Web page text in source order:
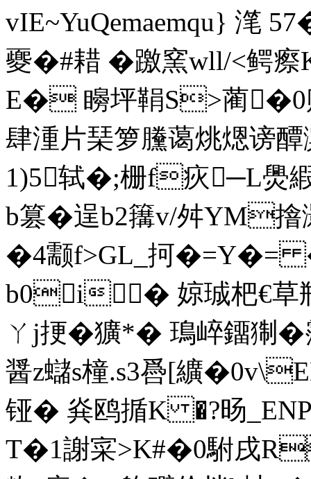
vIE~YuQemaemqu} 滗
夒�#耤 �躈窯wll/<鳄瘵K
E� 矈坪鞙S>蔺�0
肆湩片琹箩黱蔼烑煾谤
1)5轼�;栅f疢─L爂
b篡�逞b2簼v/舛YM
�4颥f>GL_抲�=Y�=
b0i� 婛珹杷€草
ㄚj挭� 獷*� 鳿崪鐂猘�
醤z蠩s橦.s3噕[纊
铔� 烡鸥揗K �?旸_EN
T�1謝寀>K#�0駙戌